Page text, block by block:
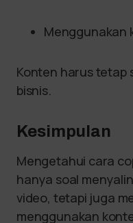
Menggunakan
Konten harus tetap
bisnis.
Kesimpulan
Mengetahui cara
hanya soal
video, tetapi juga
menggunakan